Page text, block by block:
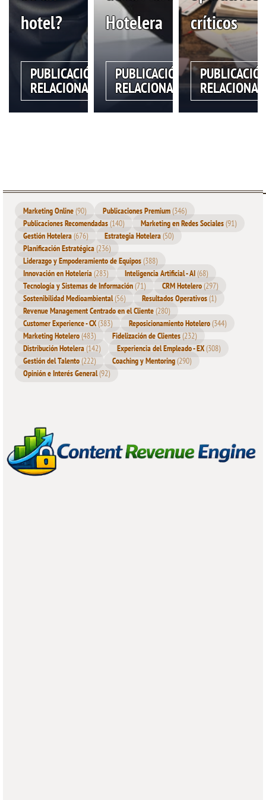
hotel?
PUBLICACIÓN
RELACIONADA
Hotelera
PUBLICACIÓN
RELACIONADA
críticos
Marketing Online(90) Publicaciones Premium(346)
Publicaciones Recomendadas(140) Marketing en Redes Sociales(91)
Gestión Hotelera(676) Estrategia Hotelera(50)
Planificación Estratégica(236)
Liderazgo y Empoderamiento de Equipos(388)
Innovación en Hotelería(283) Inteligencia Artificial - AI(68)
Tecnología y Sistemas de Información(71) CRM Hotelero(297)
Sostenibilidad Medioambiental(56) Resultados Operativos(1)
Revenue Management Centrado en el Cliente(280)
Customer Experience - CX(383) Reposicionamiento Hotelero(344)
Marketing Hotelero(483) Fidelización de Clientes(232)
Distribución Hotelera(142) Experiencia del Empleado - EX(308)
Gestión del Talento(222) Coaching y Mentoring(290)
Opinión e Interés General(92)